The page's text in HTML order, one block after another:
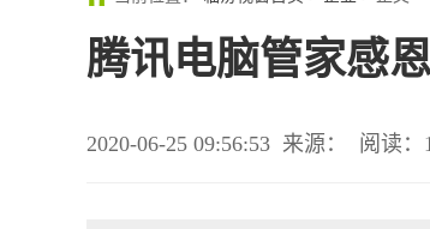
腾讯电脑管家感
2020-06-25 09:56:53 来源： 阅读：